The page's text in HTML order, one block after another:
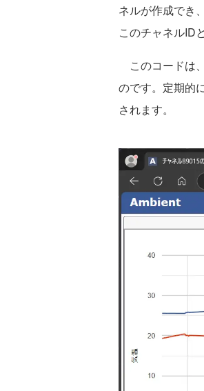
ネルが作成でき
このチャネルID
このコードは
のです。定期的
されます。